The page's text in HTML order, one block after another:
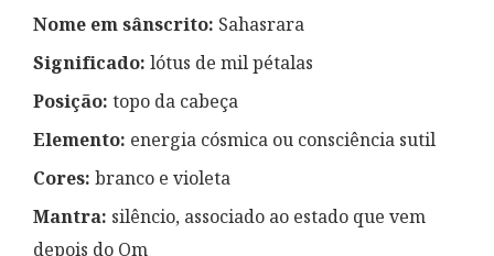
Nome em sânscrito: Sahasrara
Significado: lótus de mil pétalas
Posição: topo da cabeça
Elemento: energia cósmica ou consciência sutil
Cores: branco e violeta
Mantra: silêncio, associado ao estado que vem
depois do Om